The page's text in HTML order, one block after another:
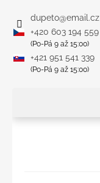
dupeto@email.cz
+420 603 194 559
(Po-Pá 9 až 15:00)
+421 951 541 339
(Po-Pá 9 až 15:00)